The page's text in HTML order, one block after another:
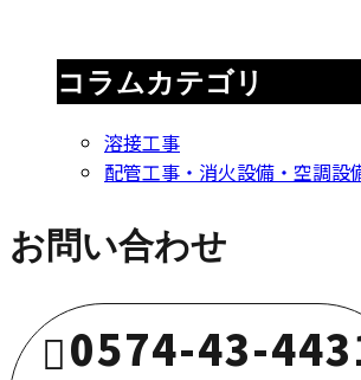
コラムカテゴリ
溶接工事
配管工事・消火設備・空調設
お問い合わせ
0574-43-